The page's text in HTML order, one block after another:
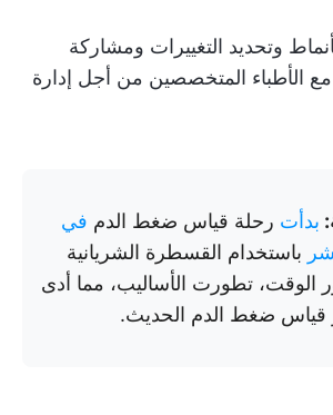
وتحديد التغييرات ومشاركة
الأطباء المتخصصين من أجل إدارة
بدأت رحلة قياس ضغط الدم في
باستخدام القسطرة الشريانية
الوقت، تطورت الأساليب، مما أدى
قياس ضغط الدم الحديث.